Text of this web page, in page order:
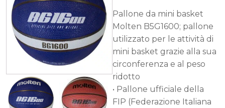
Pallone da mini basket
Molten B5G1600; pallone
utilizzato per le attività di
mini basket grazie alla sua
circonferenza e al peso
ridotto
• Pallone ufficiale della
FIP (Federazione Italiana